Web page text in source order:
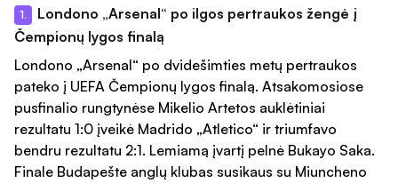
1.
Londono „Arsenal“ po ilgos pertraukos žengė į
Čempionų lygos finalą
Londono „Arsenal“ po dvidešimties metų pertraukos
pateko į UEFA Čempionų lygos finalą. Atsakomosiose
pusfinalio rungtynėse Mikelio Artetos auklėtiniai
rezultatu 1:0 įveikė Madrido „Atletico“ ir triumfavo
bendru rezultatu 2:1. Lemiamą įvartį pelnė Bukayo Saka.
Finale Budapešte anglų klubas susikaus su Miuncheno